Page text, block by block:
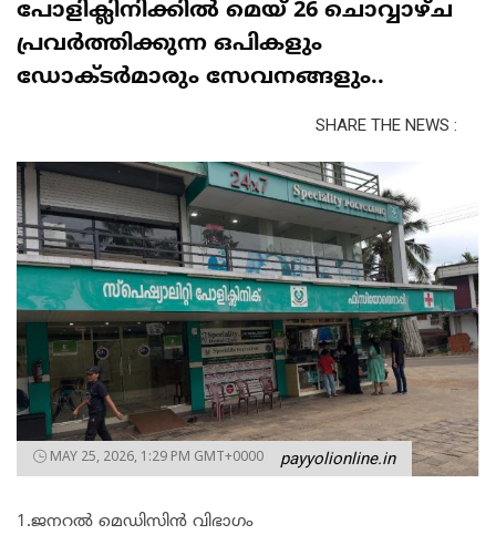
പോളിക്ലിനിക്കിൽ മെയ്‌ 26 ചൊവ്വാഴ്ച
പ്രവർത്തിക്കുന്ന ഒപികളും
ഡോക്ടർമാരും സേവനങ്ങളും..
SHARE THE NEWS :
MAY 25, 2026, 1:29 PM GMT+0000 payyolionline.in
1.ജനറൽ മെഡിസിൻ വിഭാഗം